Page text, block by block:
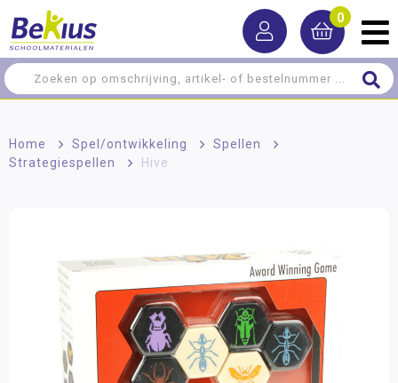
0
Home > Spel/ontwikkeling > Spellen
>
Strategiespellen
> Hive